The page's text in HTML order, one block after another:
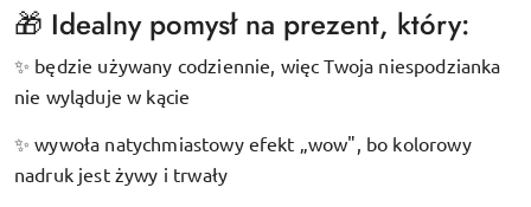
🎁 Idealny pomysł na prezent, który:
✨ będzie używany codziennie, więc Twoja niespodzianka
nie wyląduje w kącie
✨ wywoła natychmiastowy efekt „wow", bo kolorowy
nadruk jest żywy i trwały